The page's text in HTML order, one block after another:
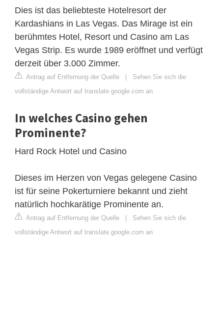
Dies ist das beliebteste Hotelresort der
Kardashians in Las Vegas. Das Mirage ist ein
berühmtes Hotel, Resort und Casino am Las
Vegas Strip. Es wurde 1989 eröffnet und verfügt
derzeit über 3.000 Zimmer.
Antrag auf Entfernung der Quelle | Sehen Sie sich die
vollständige Antwort auf translate.google.com an
In welches Casino gehen
Prominente?
Hard Rock Hotel und Casino
Dieses im Herzen von Vegas gelegene Casino
ist für seine Pokerturniere bekannt und zieht
natürlich hochkarätige Prominente an.
Antrag auf Entfernung der Quelle | Sehen Sie sich die
vollständige Antwort auf translate.google.com an